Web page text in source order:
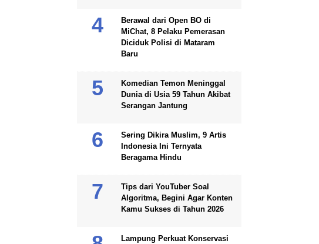
Berawal dari Open BO di
MiChat, 8 Pelaku Pemerasan
Diciduk Polisi di Mataram
Baru
Komedian Temon Meninggal
Dunia di Usia 59 Tahun Akibat
Serangan Jantung
Sering Dikira Muslim, 9 Artis
Indonesia Ini Ternyata
Beragama Hindu
Tips dari YouTuber Soal
Algoritma, Begini Agar Konten
Kamu Sukses di Tahun 2026
Lampung Perkuat Konservasi